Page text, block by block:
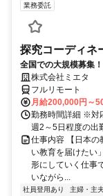
業務委託
探究コーディネ
全国での大規模募集！
株式会社ミエタ
フルリモート
月給200,000円～
勤務時間詳細 ※対
週2～5日程度の出
仕事内容 【日本の
い教育を届けたい
形にしていく仕事
いながら...
社員登用あり 主婦・主